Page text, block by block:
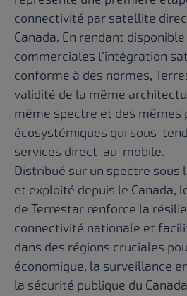
connectivité par satellite
Canada. En rendant
commerciales l’intégration
conforme à des normes,
validité de la même
même spectre et des mêmes
écosystémiques qui sous-
services direct-au-mobile.
Distribué sur un spectre sous
et exploité depuis le Canada,
de Terrestar renforce la
connectivité nationale et
dans des régions cruciales
économique, la surveillance
la sécurité publique du